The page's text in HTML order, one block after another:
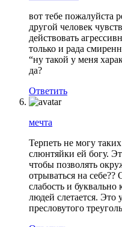
вот тебе пожалуйста
другой человек
действовать
только и рада
“ну такой у меня
да?
Ответить
мечта
Терпеть не могу
слюнтяйки ей богу.
чтобы позволять
отрываться на себе??
слабость и
людей слетается. Это
пресловутого